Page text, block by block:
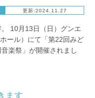
更新:2024.11.27
10月13日（日）グンエ
ール）にて「第22回みど
楽祭」が開催されまし
ます